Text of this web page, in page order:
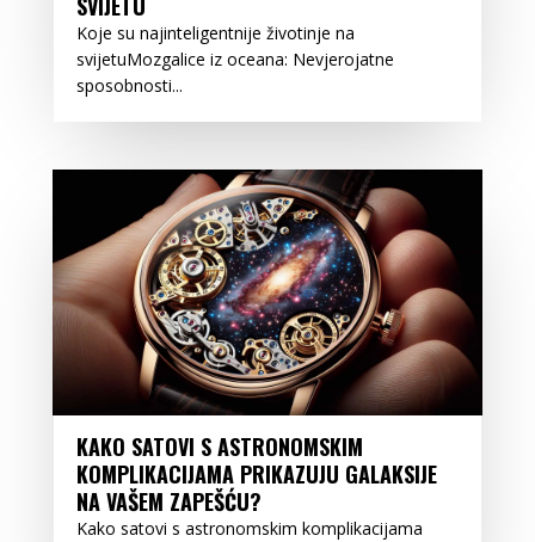
Koje su najinteligentnije životinje na
svijetuMozgalice iz oceana: Nevjerojatne
sposobnosti...
KAKO SATOVI S ASTRONOMSKIM
KOMPLIKACIJAMA PRIKAZUJU GALAKSIJE
NA VAŠEM ZAPEŠĆU?
Kako satovi s astronomskim komplikacijama